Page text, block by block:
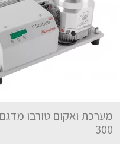
300